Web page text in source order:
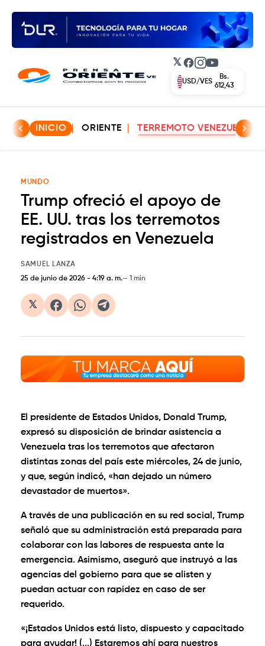
𝕏 Facebook
Instagram
YouTube
USD/VES
Bs.
612,43
INICIO ORIENTE TERREMOTO VENEZUELA
MUNDO
Trump ofreció el apoyo de
EE. UU. tras los terremotos
registrados en Venezuela
SAMUEL LANZA
25 de junio de 2026 - 4:19 a. m. 1 min
𝕏
El presidente de Estados Unidos, Donald Trump,
expresó su disposición de brindar asistencia a
Venezuela tras los terremotos que afectaron
distintas zonas del país este miércoles, 24 de junio,
y que, según indicó, «han dejado un número
devastador de muertos».
A través de una publicación en su red social, Trump
señaló que su administración está preparada para
colaborar con las labores de respuesta ante la
emergencia. Asimismo, aseguró que instruyó a las
agencias del gobierno para que se alisten y
puedan actuar con rapidez en caso de ser
requerido.
«¡Estados Unidos está listo, dispuesto y capacitado
para ayudar! (...) Estaremos ahí para nuestros